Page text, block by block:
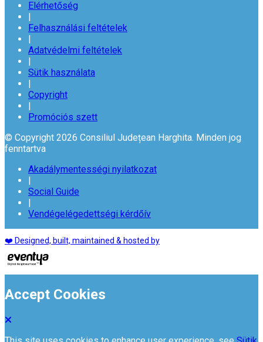
Elérhetőség
Felhasználási feltételek
Adatvédelmi feltételek
Sütik használata
Copyright
Promóciós szett
© Copyright 2026 Consiliul Județean Harghita. Minden jog
fenntartva
Akadálymentességi nyilatkozat
Social Guide
Vendégelégedettségi kérdőív
❤️ Designed, built, maintained & hosted by
Accept Cookies